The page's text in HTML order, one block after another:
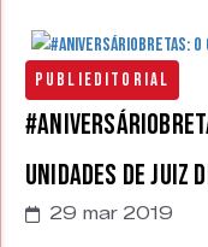
Publieditorial
unidades de Juiz
29 mar 2019